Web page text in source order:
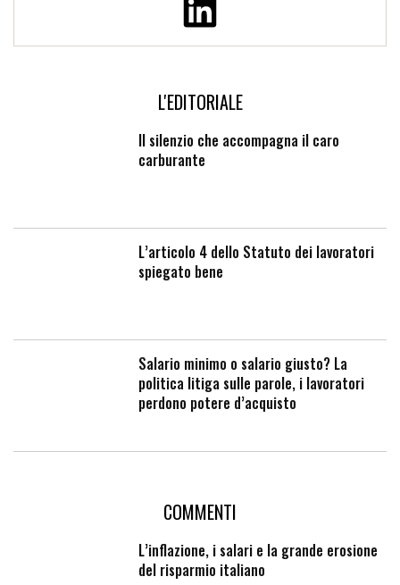
L'EDITORIALE
Il silenzio che accompagna il caro
carburante
L’articolo 4 dello Statuto dei lavoratori
spiegato bene
Salario minimo o salario giusto? La
politica litiga sulle parole, i lavoratori
perdono potere d’acquisto
COMMENTI
L’inflazione, i salari e la grande erosione
del risparmio italiano